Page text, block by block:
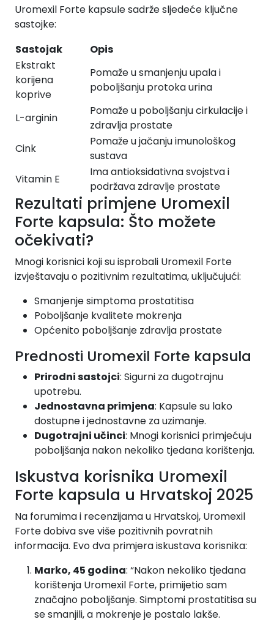
Uromexil Forte kapsule sadrže sljedeće ključne
sastojke:
Sastojak
Opis
Ekstrakt
korijena
koprive
Pomaže u smanjenju upala i
poboljšanju protoka urina
L-arginin
Pomaže u poboljšanju cirkulacije i
zdravlja prostate
Cink
Pomaže u jačanju imunološkog
sustava
Vitamin E
Ima antioksidativna svojstva i
podržava zdravlje prostate
Rezultati primjene Uromexil
Forte kapsula: Što možete
očekivati?
Mnogi korisnici koji su isprobali Uromexil Forte
izvještavaju o pozitivnim rezultatima, uključujući:
Smanjenje simptoma prostatitisa
Poboljšanje kvalitete mokrenja
Općenito poboljšanje zdravlja prostate
Prednosti Uromexil Forte kapsula
Prirodni sastojci: Sigurni za dugotrajnu
upotrebu.
Jednostavna primjena: Kapsule su lako
dostupne i jednostavne za uzimanje.
Dugotrajni učinci: Mnogi korisnici primjećuju
poboljšanja nakon nekoliko tjedana korištenja.
Iskustva korisnika Uromexil
Forte kapsula u Hrvatskoj 2025
Na forumima i recenzijama u Hrvatskoj, Uromexil
Forte dobiva sve više pozitivnih povratnih
informacija. Evo dva primjera iskustava korisnika:
Marko, 45 godina: “Nakon nekoliko tjedana
korištenja Uromexil Forte, primijetio sam
značajno poboljšanje. Simptomi prostatitisa su
se smanjili, a mokrenje je postalo lakše.